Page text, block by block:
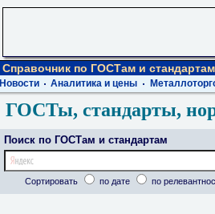
Справочник по ГОСТам и стандартам
Новости Аналитика и цены
ГОСТы, стандарты,
Поиск по ГОСТам и стандартам
Сортировать по дате по